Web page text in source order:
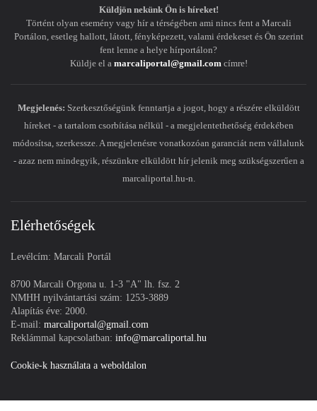
Küldjön nekünk Ön is híreket!
Történt olyan esemény vagy hír a térségében ami nincs fent a Marcali
Portálon, esetleg hallott, látott, fényképezett, valami érdekeset és Ön szerint
fent lenne a helye hírportálon?
Küldje el a marcaliportal@gmail.com címre!
Megjelenés: Szerkesztőségünk fenntartja a jogot, hogy a részére elküldött
híreket - a tartalom csorbítása nélkül - a megjelentethetőség érdekében
módosítsa, szerkessze. A megjelenésre vonatkozóan garanciát nem vállalunk
- azaz nem mindegyik, részünkre elküldött hír jelenik meg szükségszerűen a
marcaliportal.hu-n.
Elérhetőségek
Levélcím: Marcali Portál
8700 Marcali Orgona u. 1-3 "A" lh. fsz. 2
NMHH nyilvántartási szám: 1253-3889
Alapítás éve: 2000.
E-mail: marcaliportal@gmail.com
Reklámmal kapcsolatban: info@marcaliportal.hu
Cookie-k használata a weboldalon